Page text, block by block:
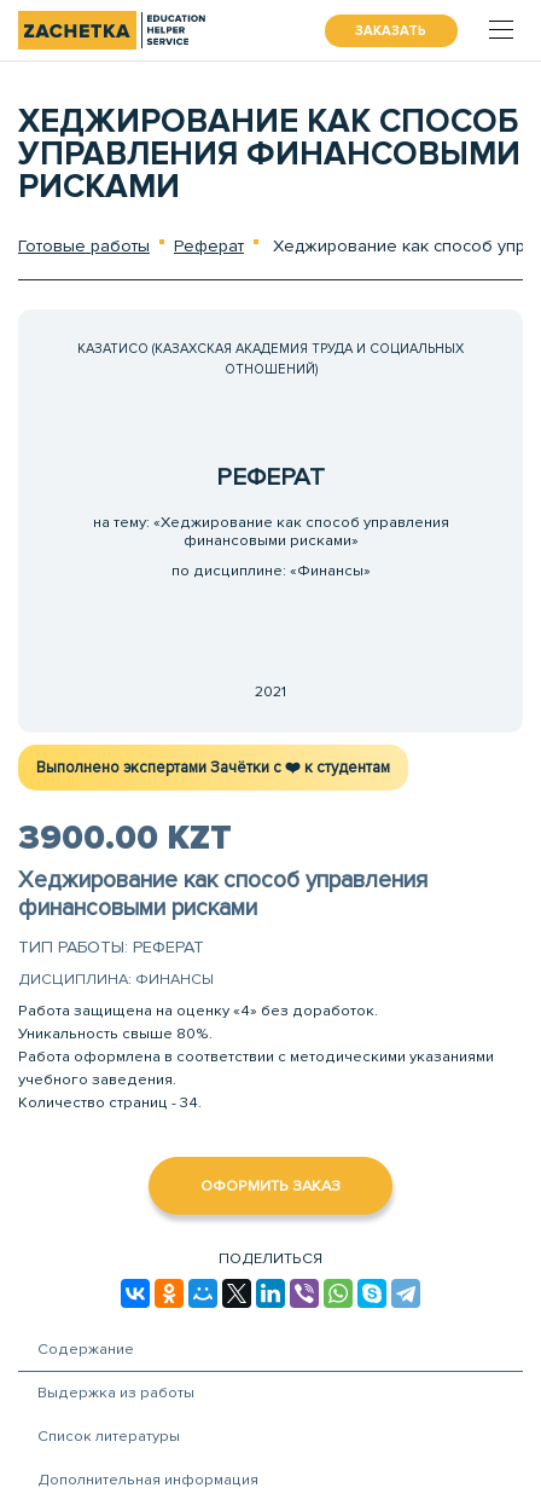
ЗАКАЗАТЬ
ХЕДЖИРОВАНИЕ КАК СПОСОБ
УПРАВЛЕНИЯ ФИНАНСОВЫМИ
РИСКАМИ
Готовые работы Реферат Хеджирование как способ
КАЗАТИСО (КАЗАХСКАЯ АКАДЕМИЯ ТРУДА И СОЦИАЛЬНЫХ
ОТНОШЕНИЙ)
РЕФЕРАТ
на тему: «Хеджирование как способ управления
финансовыми рисками»
по дисциплине: «Финансы»
2021
Выполнено экспертами Зачётки c ❤️ к студентам
3900.00 KZT
Хеджирование как способ управления
финансовыми рисками
ТИП РАБОТЫ: РЕФЕРАТ
ДИСЦИПЛИНА: ФИНАНСЫ
Работа защищена на оценку «4» без доработок.
Уникальность свыше 80%.
Работа оформлена в соответствии с методическими указаниями
учебного заведения.
Количество страниц - 34.
ОФОРМИТЬ ЗАКАЗ
ПОДЕЛИТЬСЯ
Содержание
Выдержка из работы
Список литературы
Дополнительная информация